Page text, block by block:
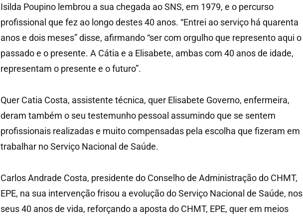
Isilda Poupino lembrou a sua chegada ao SNS, em 1979, e o percurso
profissional que fez ao longo destes 40 anos. “Entrei ao serviço há quarenta
anos e dois meses” disse, afirmando “ser com orgulho que represento aqui o
passado e o presente. A Cátia e a Elisabete, ambas com 40 anos de idade,
representam o presente e o futuro”.
Quer Catia Costa, assistente técnica, quer Elisabete Governo, enfermeira,
deram também o seu testemunho pessoal assumindo que se sentem
profissionais realizadas e muito compensadas pela escolha que fizeram em
trabalhar no Serviço Nacional de Saúde.
Carlos Andrade Costa, presidente do Conselho de Administração do CHMT,
EPE, na sua intervenção frisou a evolução do Serviço Nacional de Saúde, nos
seus 40 anos de vida, reforçando a aposta do CHMT, EPE, quer em meios